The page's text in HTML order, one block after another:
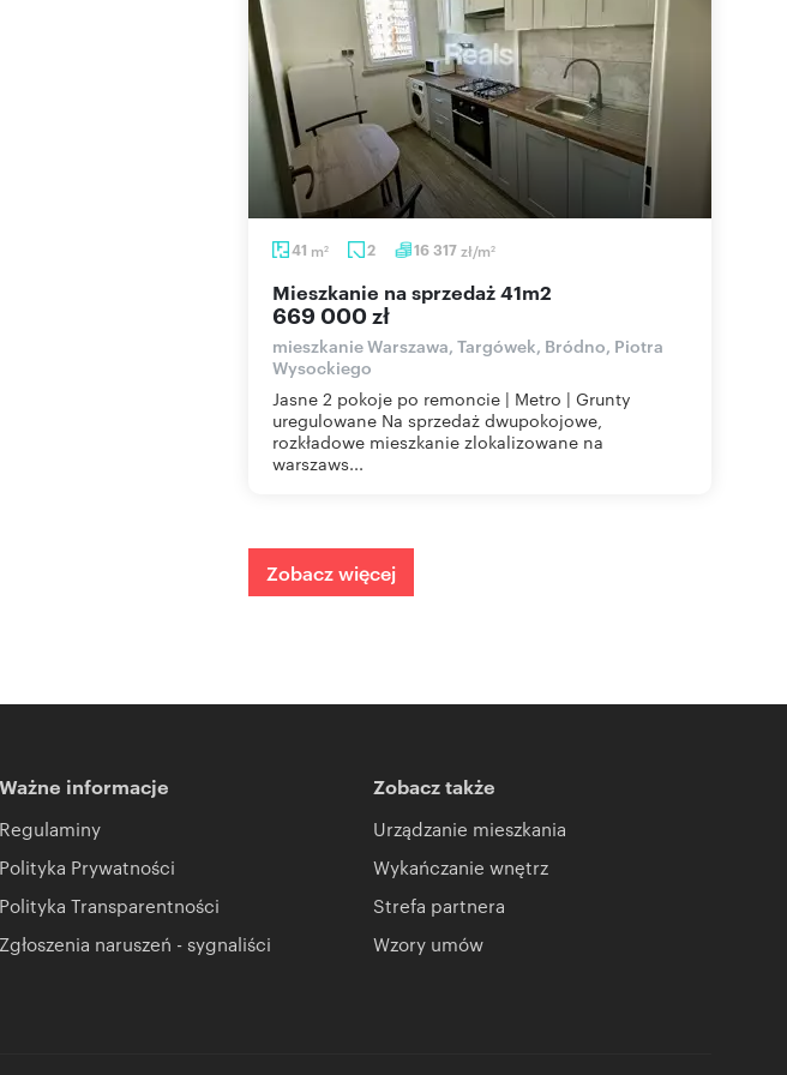
41 m2 2 16 317zł/m2
mieszkanie na sprzedaż 41m2
669 000 zł
mieszkanie Warszawa, Targówek, Bródno, Piotra
Wysockiego
Jasne 2 pokoje po remoncie | Metro | Grunty
uregulowane Na sprzedaż dwupokojowe,
rozkładowe mieszkanie zlokalizowane na
warszaws...
Zobacz więcej
Ważne informacje
Regulaminy
Polityka Prywatności
Polityka Transparentności
Zgłoszenia naruszeń - sygnaliści
Zobacz także
Urządzanie mieszkania
Wykańczanie wnętrz
Strefa partnera
Wzory umów